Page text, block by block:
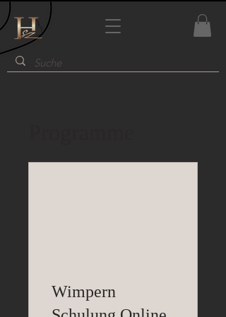
Wimpern